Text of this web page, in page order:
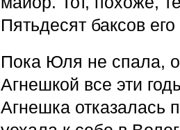
Пятьдесят баксов
Пока Юля не спала,
Агнешкой все эти
Агнешка отказалась